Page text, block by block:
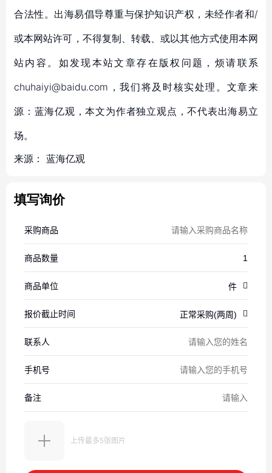
合法性。出海易倡导尊重与保护知识产权，未经作者和/
或本网站许可，不得复制、转载、或以其他方式使用本网
站内容。如发现本站文章存在版权问题，烦请联系
chuhaiyi@baidu.com，我们将及时核实处理。文章来
源：蓝海亿观，本文为作者独立观点，不代表出海易立
场。
来源： 蓝海亿观
填写询价